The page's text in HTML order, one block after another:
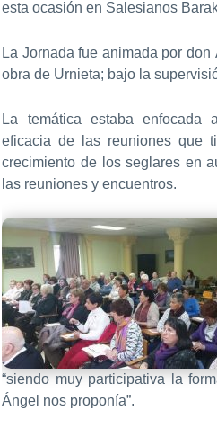
esta ocasión en Salesianos
La Jornada fue animada por
obra de Urnieta; bajo la
La temática estaba enfocada
eficacia de las reuniones que
crecimiento de los seglares en
las reuniones y encuentros.
“siendo muy participativa la
Ángel nos proponía”.